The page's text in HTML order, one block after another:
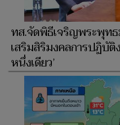
ทส.จัดพิธีเจริญพระพุท
เสริมสิริมงคลการปฏิบัติ
หนึ่งเดียว’